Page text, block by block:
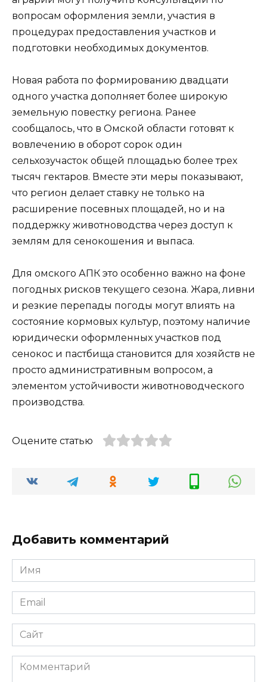
вопросам оформления земли, участия в
процедурах предоставления участков и
подготовки необходимых документов.
Новая работа по формированию двадцати
одного участка дополняет более широкую
земельную повестку региона. Ранее
сообщалось, что в Омской области готовят к
вовлечению в оборот сорок один
сельхозучасток общей площадью более трех
тысяч гектаров. Вместе эти меры показывают,
что регион делает ставку не только на
расширение посевных площадей, но и на
поддержку животноводства через доступ к
землям для сенокошения и выпаса.
Для омского АПК это особенно важно на фоне
погодных рисков текущего сезона. Жара, ливни
и резкие перепады погоды могут влиять на
состояние кормовых культур, поэтому наличие
юридически оформленных участков под
сенокос и пастбища становится для хозяйств не
просто административным вопросом, а
элементом устойчивости животноводческого
производства.
Оцените статью
Добавить комментарий
Имя
*
Email
*
Сайт
Комментарий